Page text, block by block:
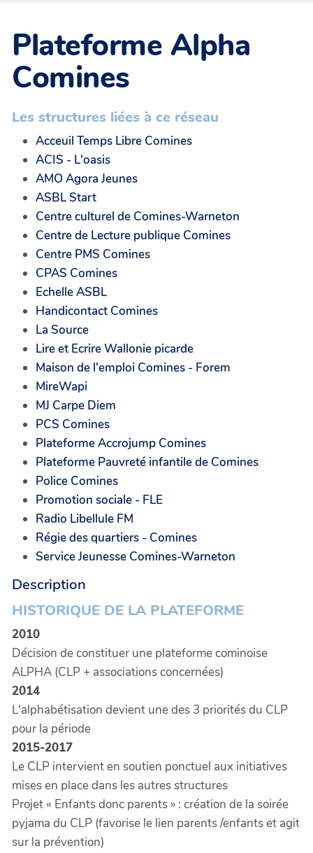
Plateforme Alpha
Comines
Les structures liées à ce réseau
Acceuil Temps Libre Comines
ACIS - L'oasis
AMO Agora Jeunes
ASBL Start
Centre culturel de Comines-Warneton
Centre de Lecture publique Comines
Centre PMS Comines
CPAS Comines
Echelle ASBL
Handicontact Comines
La Source
Lire et Ecrire Wallonie picarde
Maison de l'emploi Comines - Forem
MireWapi
MJ Carpe Diem
PCS Comines
Plateforme Accrojump Comines
Plateforme Pauvreté infantile de Comines
Police Comines
Promotion sociale - FLE
Radio Libellule FM
Régie des quartiers - Comines
Service Jeunesse Comines-Warneton
Description
HISTORIQUE DE LA PLATEFORME
2010
Décision de constituer une plateforme cominoise
ALPHA (CLP + associations concernées)
2014
L'alphabétisation devient une des 3 priorités du CLP
pour la période
2015-2017
Le CLP intervient en soutien ponctuel aux initiatives
mises en place dans les autres structures
Projet « Enfants donc parents » : création de la soirée
pyjama du CLP (favorise le lien parents /enfants et agit
sur la prévention)